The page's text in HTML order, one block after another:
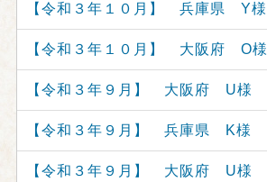
【令和３年１０月】 兵庫県 Y様
【令和３年１０月】 大阪府 O様
【令和３年９月】 大阪府 U様
【令和３年９月】 兵庫県 K様
【令和３年９月】 大阪府 U様